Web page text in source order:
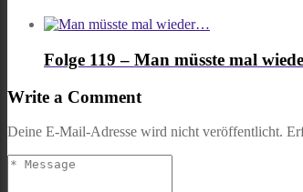
Folge 119 – Man müsste mal
Write a Comment
Deine E-Mail-Adresse wird nicht veröffentlicht.